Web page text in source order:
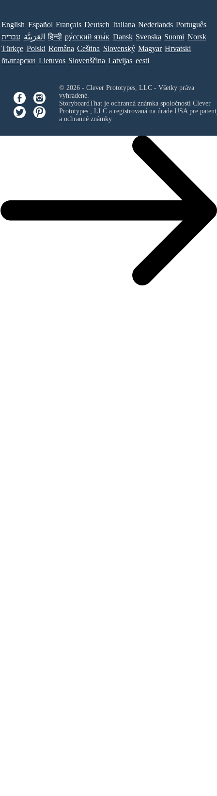
English Español Français Deutsch Italiana Nederlands Português
עברית العَرَبِيَّة हिन्दी ру́сский язы́к Dansk Svenska Suomi Norsk
Türkçe Polski Româna Ceština Slovenský Magyar Hrvatski
български Lietuvos Slovenščina Latvijas eesti
© 2026 - Clever Prototypes, LLC - Všetky práva
vyhradené.
StoryboardThat je ochranná známka spoločnosti Clever
Prototypes , LLCa registrovaná na úrade USA pre
a ochranné známky